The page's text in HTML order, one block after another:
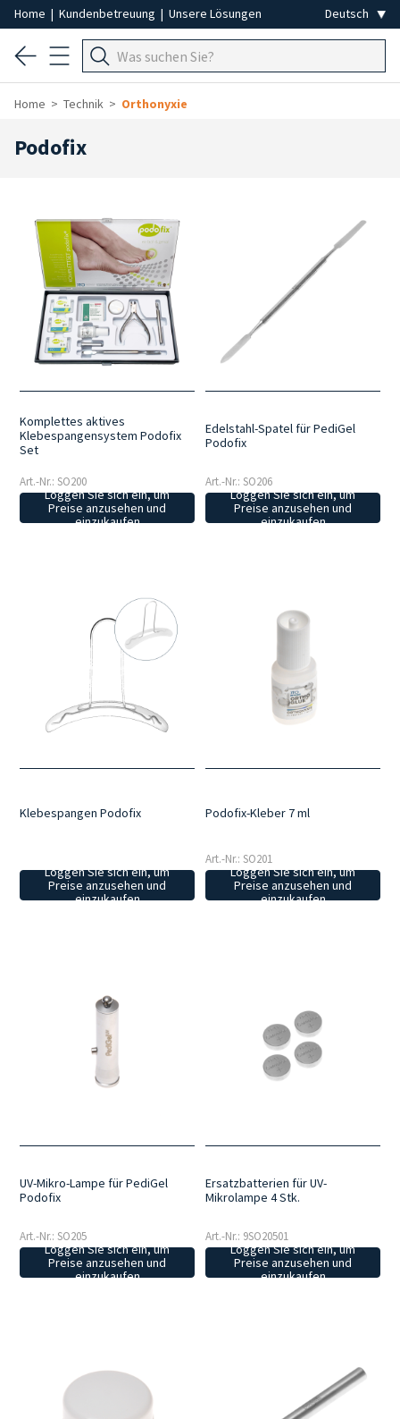
Home | Kundenbetreuung | Unsere Lösungen
Home Technik Orthonyxie
Podofix
Komplettes aktives
Klebespangensystem Podofix
Set
Art.-Nr.: SO200
Loggen Sie sich ein, um
Preise anzusehen und
einzukaufen
Edelstahl-Spatel für PediGel
Podofix
Art.-Nr.: SO206
Loggen Sie sich ein, um
Preise anzusehen und
einzukaufen
Klebespangen Podofix
Loggen Sie sich ein, um
Preise anzusehen und
einzukaufen
Podofix-Kleber 7 ml
Art.-Nr.: SO201
Loggen Sie sich ein, um
Preise anzusehen und
einzukaufen
UV-Mikro-Lampe für PediGel
Podofix
Art.-Nr.: SO205
Loggen Sie sich ein, um
Preise anzusehen und
einzukaufen
Ersatzbatterien für UV-
Mikrolampe 4 Stk.
Art.-Nr.: 9SO20501
Loggen Sie sich ein, um
Preise anzusehen und
einzukaufen